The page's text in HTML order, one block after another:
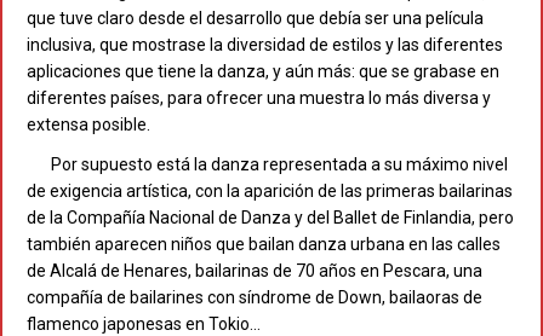
que tuve claro desde el desarrollo que debía ser una película
inclusiva, que mostrase la diversidad de estilos y las diferentes
aplicaciones que tiene la danza, y aún más: que se grabase en
diferentes países, para ofrecer una muestra lo más diversa y
extensa posible.
Por supuesto está la danza representada a su máximo nivel
de exigencia artística, con la aparición de las primeras bailarinas
de la Compañía Nacional de Danza y del Ballet de Finlandia, pero
también aparecen niños que bailan danza urbana en las calles
de Alcalá de Henares, bailarinas de 70 años en Pescara, una
compañía de bailarines con síndrome de Down, bailaoras de
flamenco japonesas en Tokio…